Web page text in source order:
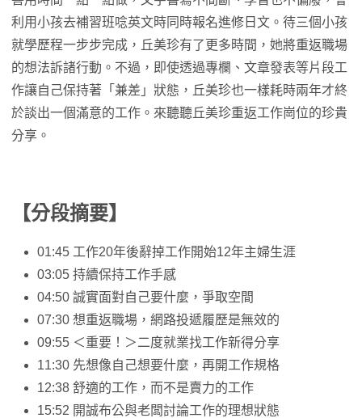
利用小孩去補習班唸英文時同時報名進修日文。待三個小孩
就學歷程一步步完成，丘美珍有了更多時間，她將重返職場
的想法訴諸行動。不過，即使透過專欄、文章發表等片段工
作讓自己保持著「兼差」狀態，丘美珍也一樣耗時兩年才終
於談出一個滿意的工作。來聽聽丘美珍重返工作崗位的珍貴
分享。
【分段摘要】
01:45 工作20年後辭掉工作開始12年主婦生涯
03:05 持續保持工作手感
04:50 誠實面對自己要什麼，爭取空間
07:30 想重返職場，網路投遞履歷是無效的
09:55 ＜重要！＞二度就業找工作新得分享
11:30 先想像自己想要什麼，再開工作規格
12:38 舒適的工作，而不是賣力的工作
15:52 開誠布公與老闆討論工作的理想狀態